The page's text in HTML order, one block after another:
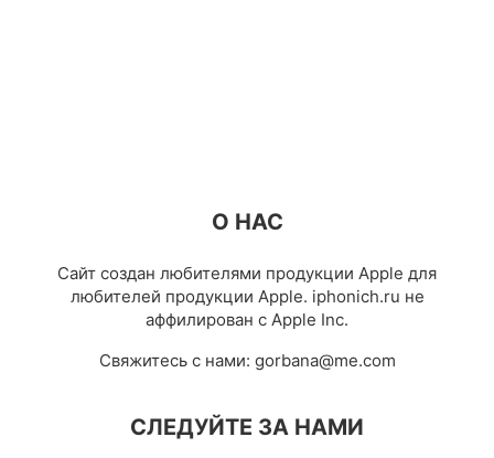
О НАС
Сайт создан любителями продукции Apple для
любителей продукции Apple. iphonich.ru не
аффилирован с Apple Inc.
Свяжитесь с нами: gorbana@me.com
СЛЕДУЙТЕ ЗА НАМИ